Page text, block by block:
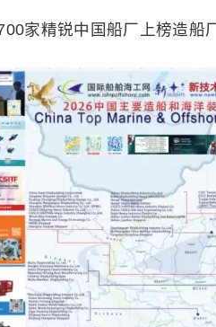
家精锐中国船厂上榜造船